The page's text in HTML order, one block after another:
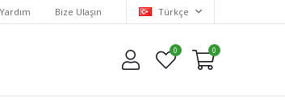
Yardım Bize Ulaşın Türkçe
0 0